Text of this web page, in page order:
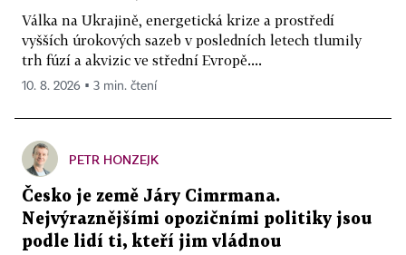
Válka na Ukrajině, energetická krize a prostředí
vyšších úrokových sazeb v posledních letech tlumily
trh fúzí a akvizic ve střední Evropě....
10. 8. 2026 ▪ 3 min. čtení
PETR HONZEJK
Česko je země Járy Cimrmana.
Nejvýraznějšími opozičními politiky jsou
podle lidí ti, kteří jim vládnou